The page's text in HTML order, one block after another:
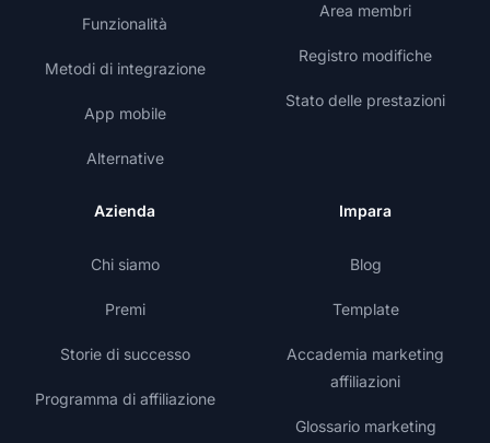
Funzionalità
Metodi di integrazione
App mobile
Alternative
Area membri
Registro modifiche
Stato delle prestazioni
Azienda
Chi siamo
Premi
Storie di successo
Programma di affiliazione
Impara
Blog
Template
Accademia marketing
affiliazioni
Glossario marketing